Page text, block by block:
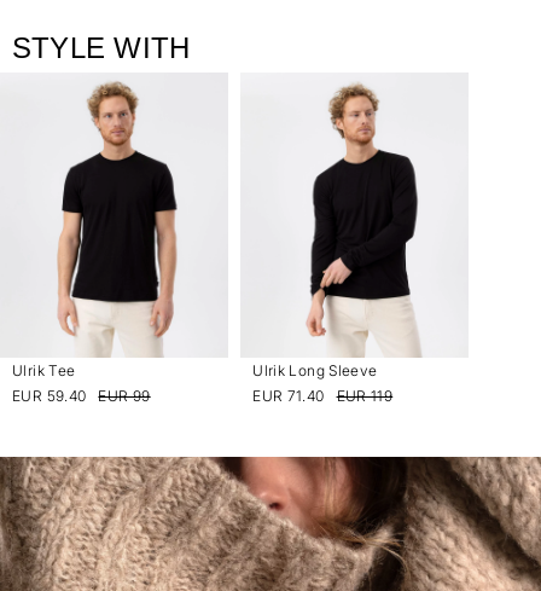
STYLE WITH
Ulrik Tee
EUR 59.40
EUR 99
Ulrik Long Sleeve
EUR 71.40
EUR 119